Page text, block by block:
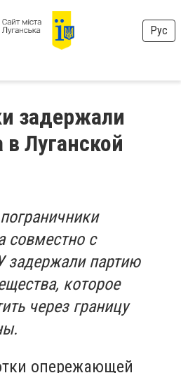
Рус
задержали
в Луганской
совместно с
задержали партию
которое
через границу
опережающей